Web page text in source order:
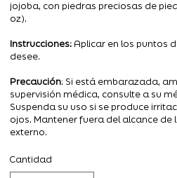
jojoba, con piedras preciosas de
oz).
Instrucciones: Aplicar en los puntos
desee.
Precaución: Si está embarazada,
supervisión médica, consulte a su
Suspenda su uso si se produce
ojos. Mantener fuera del alcance de
externo.
Cantidad